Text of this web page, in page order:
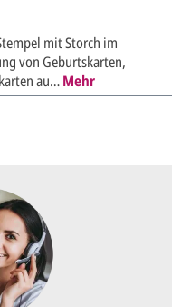
mit Storch im
von Geburtskarten,
au…Mehr